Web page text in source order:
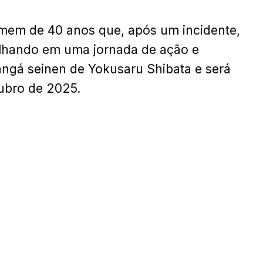
de 40 anos que, após um incidente,
em uma jornada de ação e
seinen de Yokusaru Shibata e será
de 2025.